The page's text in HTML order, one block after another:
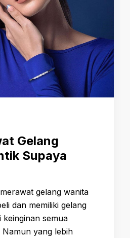
Gelang
Supaya
gelang wanita
dan memiliki gelang
keinginan semua
Namun yang lebih